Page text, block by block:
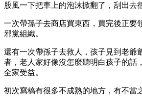
股風一下把車上的泡沫掀翻了，刮出去
一次帶孫子去商店買東西，買完後正要
邪黨組織。
還有一次帶孫子去救人，孩子見到老爺
者，老人家好像沒怎麼聽明白孩子的話
全家受益。
初次寫稿有很多不成熟的地方，有不當